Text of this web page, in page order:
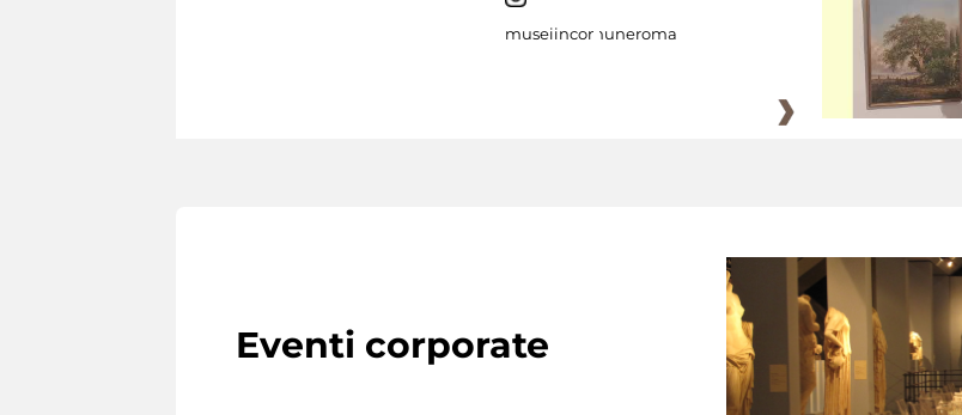
museiincomuneroma
Eventi corporate